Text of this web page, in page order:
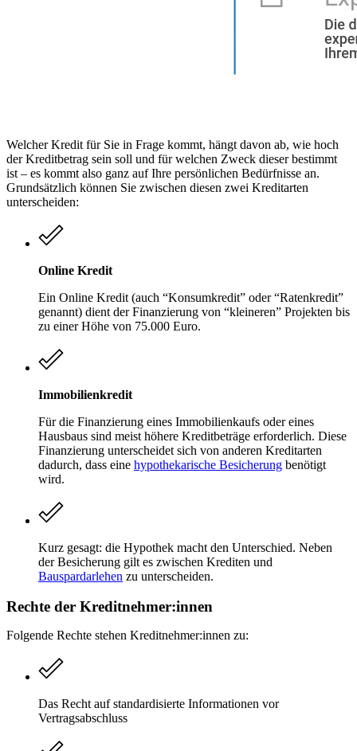
Welcher Kredit für Sie in Frage kommt, hängt davon ab, wie hoch
der Kreditbetrag sein soll und für welchen Zweck dieser bestimmt
ist – es kommt also ganz auf Ihre persönlichen Bedürfnisse an.
Grundsätzlich können Sie zwischen diesen zwei Kreditarten
unterscheiden:
Online Kredit
Ein Online Kredit (auch “Konsumkredit” oder “Ratenkredit”
genannt) dient der Finanzierung von “kleineren” Projekten bis
zu einer Höhe von 75.000 Euro.
Immobilienkredit
Für die Finanzierung eines Immobilienkaufs oder eines
Hausbaus sind meist höhere Kreditbeträge erforderlich. Diese
Finanzierung unterscheidet sich von anderen Kreditarten
dadurch, dass eine hypothekarische Besicherung benötigt
wird.
Kurz gesagt: die Hypothek macht den Unterschied. Neben
der Besicherung gilt es zwischen Krediten und
Bauspardarlehen zu unterscheiden.
Rechte der Kreditnehmer:innen
Folgende Rechte stehen Kreditnehmer:innen zu:
Das Recht auf standardisierte Informationen vor
Vertragsabschluss